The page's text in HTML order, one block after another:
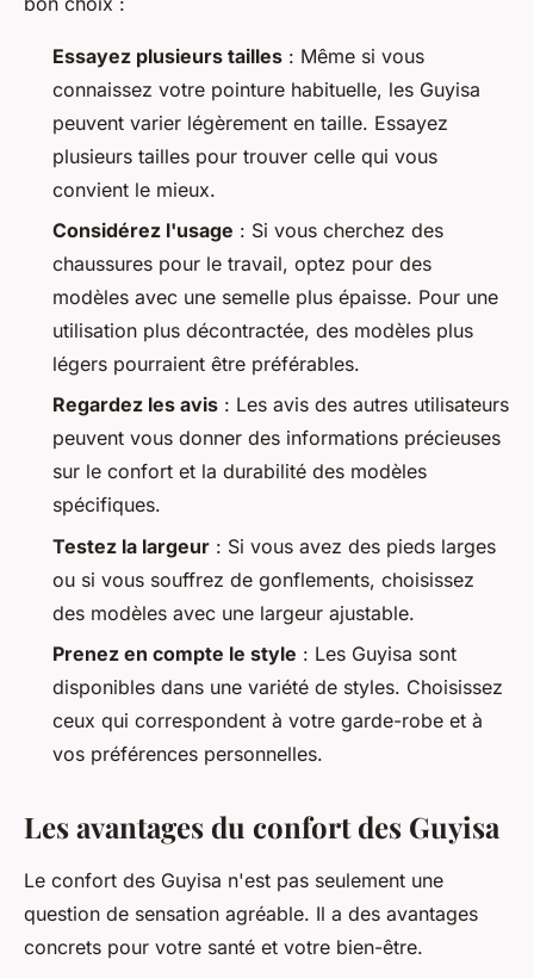
Essayez plusieurs tailles : Même si vous
connaissez votre pointure habituelle, les Guyisa
peuvent varier légèrement en taille. Essayez
plusieurs tailles pour trouver celle qui vous
convient le mieux.
Considérez l'usage : Si vous cherchez des
chaussures pour le travail, optez pour des
modèles avec une semelle plus épaisse. Pour une
utilisation plus décontractée, des modèles plus
légers pourraient être préférables.
Regardez les avis : Les avis des autres utilisateurs
peuvent vous donner des informations précieuses
sur le confort et la durabilité des modèles
spécifiques.
Testez la largeur : Si vous avez des pieds larges
ou si vous souffrez de gonflements, choisissez
des modèles avec une largeur ajustable.
Prenez en compte le style : Les Guyisa sont
disponibles dans une variété de styles. Choisissez
ceux qui correspondent à votre garde-robe et à
vos préférences personnelles.
Les avantages du confort des Guyisa
Le confort des Guyisa n'est pas seulement une
question de sensation agréable. Il a des avantages
concrets pour votre santé et votre bien-être.